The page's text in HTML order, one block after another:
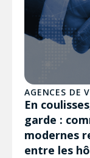
AGENCES DE
En
garde :
modernes
entre les